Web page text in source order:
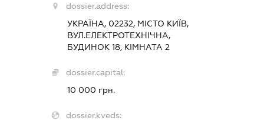
dossier.address:
УКРАЇНА, 02232, МІСТО КИЇВ,
ВУЛ.ЕЛЕКТРОТЕХНІЧНА,
БУДИНОК 18, КІМНАТА 2
dossier.capital:
10 000 грн.
dossier.kveds: